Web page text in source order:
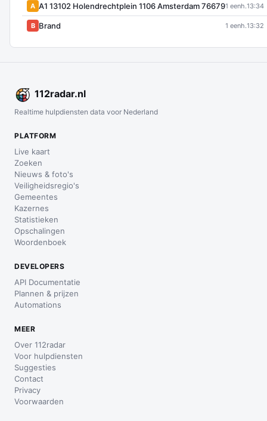
A A1 13102 Holendrechtplein 1106 Amsterdam 766791 eenh.13:34
B Brand 1 eenh.13:32
112radar.nl
Realtime hulpdiensten data voor Nederland
PLATFORM
Live kaart
Zoeken
Nieuws & foto's
Veiligheidsregio's
Gemeentes
Kazernes
Statistieken
Opschalingen
Woordenboek
DEVELOPERS
API Documentatie
Plannen & prijzen
Automations
MEER
Over 112radar
Voor hulpdiensten
Suggesties
Contact
Privacy
Voorwaarden